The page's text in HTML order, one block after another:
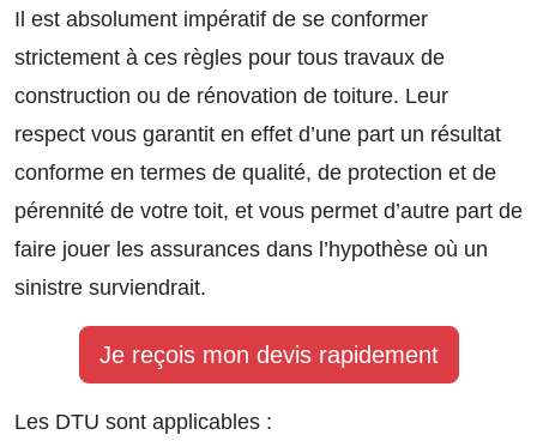
Il est absolument impératif de se conformer
strictement à ces règles pour tous travaux de
construction ou de rénovation de toiture. Leur
respect vous garantit en effet d’une part un résultat
conforme en termes de qualité, de protection et de
pérennité de votre toit, et vous permet d’autre part de
faire jouer les assurances dans l’hypothèse où un
sinistre surviendrait.
Je reçois mon devis rapidement
Les DTU sont applicables :